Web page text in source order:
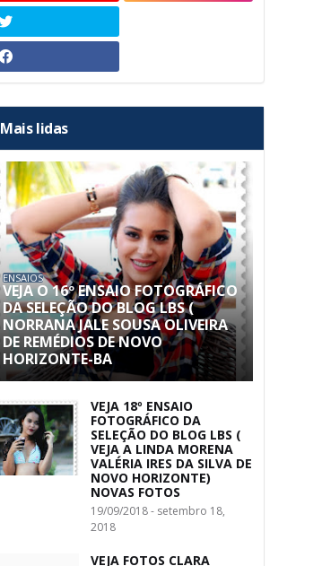
Mais lidas
ENSAIOS
VEJA O 16º ENSAIO FOTOGRÁFICO
DA SELEÇÃO DO BLOG LBS (
NORRANA JALE SOUSA OLIVEIRA
DE REMÉDIOS DE NOVO
HORIZONTE-BA
VEJA 18º ENSAIO
FOTOGRÁFICO DA
SELEÇÃO DO BLOG LBS (
VEJA A LINDA MORENA
VALÉRIA IRES DA SILVA DE
NOVO HORIZONTE)
NOVAS FOTOS
19/09/2018 - setembro 18,
2018
VEJA FOTOS CLARA